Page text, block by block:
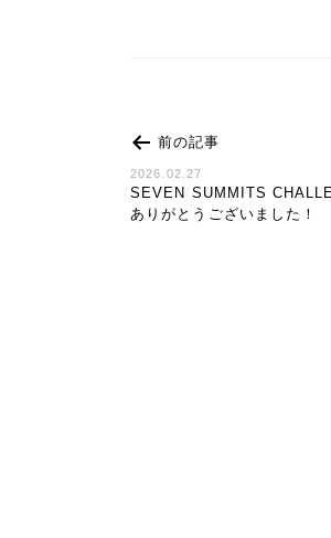
前の記事
2026.02.27
SEVEN SUMMITS
ありがとうございました！